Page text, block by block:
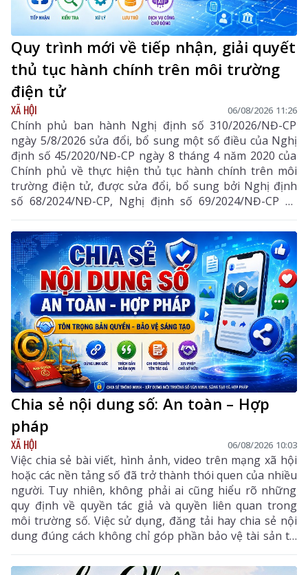
Quy trình mới về tiếp nhận, giải quyết
thủ tục hành chính trên môi trường
điện tử
XÃ HỘI 06/08/2026 11:26
Chính phủ ban hành Nghị định số 310/2026/NĐ-CP
ngày 5/8/2026 sửa đổi, bổ sung một số điều của Nghị
định số 45/2020/NĐ-CP ngày 8 tháng 4 năm 2020 của
Chính phủ về thực hiện thủ tục hành chính trên môi
trường điện tử, được sửa đổi, bổ sung bởi Nghị định
số 68/2024/NĐ-CP, Nghị định số 69/2024/NĐ-CP và
Nghị định số 118/2025/NĐ-CP.
Chia sẻ nội dung số: An toàn – Hợp
pháp
XÃ HỘI 06/08/2026 10:03
Việc chia sẻ bài viết, hình ảnh, video trên mạng xã hội
hoặc các nền tảng số đã trở thành thói quen của nhiều
người. Tuy nhiên, không phải ai cũng hiểu rõ những
quy định về quyền tác giả và quyền liên quan trong
môi trường số. Việc sử dụng, đăng tải hay chia sẻ nội
dung đúng cách không chỉ góp phần bảo vệ tài sản trí
tuệ của tác giả, mà còn giúp mỗi cá nhân tránh những
vi phạm pháp luật khi tham gia không gian mạng.